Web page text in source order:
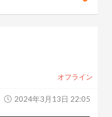
オフライン
2024年3月13日 22:05